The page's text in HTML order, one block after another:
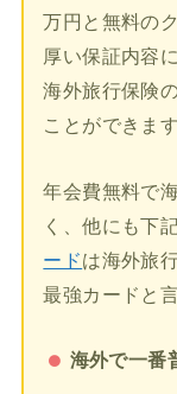
万円と無料の
厚い保証内容
海外旅行保険
ことができます
年会費無料で
く、他にも下
ードは海外旅
最強カードと
海外で一番